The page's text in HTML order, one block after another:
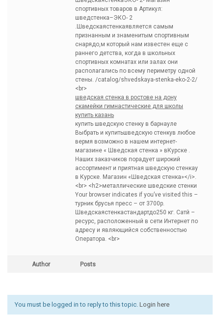
спортивных товаров в Артикул:
шведстенка–ЭКО- 2
.Шведскаястенкаявляется самым
признанным и знаменитым спортивным
снарядо,м который нам известен еще с
раннего детства, когда в школьных
спортивных комнатах или залах они
располагались по всему периметру одной
стены. /catalog/shvedskaya-stenka-eko-2-2/
<br>
шведская стенка в ростове на дону
скамейки гимнастические для школы
купить казань
купить шведскую стенку в барнауле
Выбрать и купитьшведскую стенкув любое
вермя возможно в нашем интернет-
магазине « Шведская стенка » вКурске .
Наших заказчиков порадует широкий
ассортимент и приятная шведскую стенкау
в Курске. Магазин «Шведская стенка»</i>.
<br> <h2>металлические шведские стенки
Your browser indicates if you’ve visited this –
турник брусья пресс – от 3700р.
Шведскаястенкастандартдо250 кг. Сатй –
ресурс, расположенный в сети Интернет по
адресу и являющийся собственностью
Оператора. <br>
Author Posts
You must be logged in to reply to this topic. Login here